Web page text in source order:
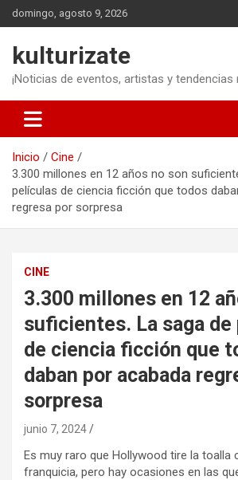
Saltar
al
domingo, agosto 9, 2026
kulturizate
¡Noticias de eventos, artistas y tendencias
Inicio
Cine
3.300 millones en 12 años no son
películas de ciencia ficción que todos
regresa por sorpresa
CINE
3.300 millones en 12
suficientes. La saga
de ciencia ficción que
daban por acabada
sorpresa
junio 7, 2024
Es muy raro que Hollywood tire la toalla
franquicia, pero hay ocasiones en las